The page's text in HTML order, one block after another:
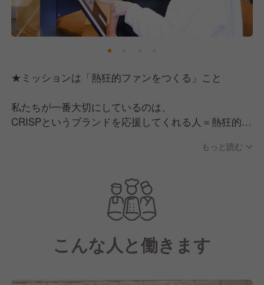
★ミッションは「熱狂的ファンをつくる」こと
私たちが一番大切にしているのは、
CRISPというブランドを応援してくれる人＝熱狂的フ
注文は、自社開発したモバイルオーダーアプリや店頭
のタッチパネルから。
実はこの時、お客様のニックネームや来店回数、注文
履歴などの特徴が、データで記録されるんです。
もっと読む
こんな人と働きます